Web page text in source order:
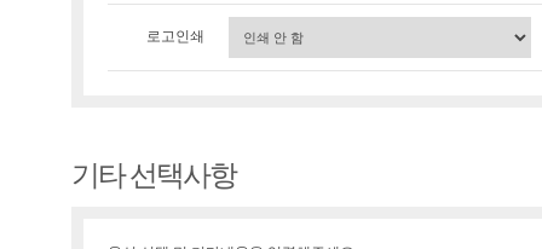
로고인쇄
기타 선택사항